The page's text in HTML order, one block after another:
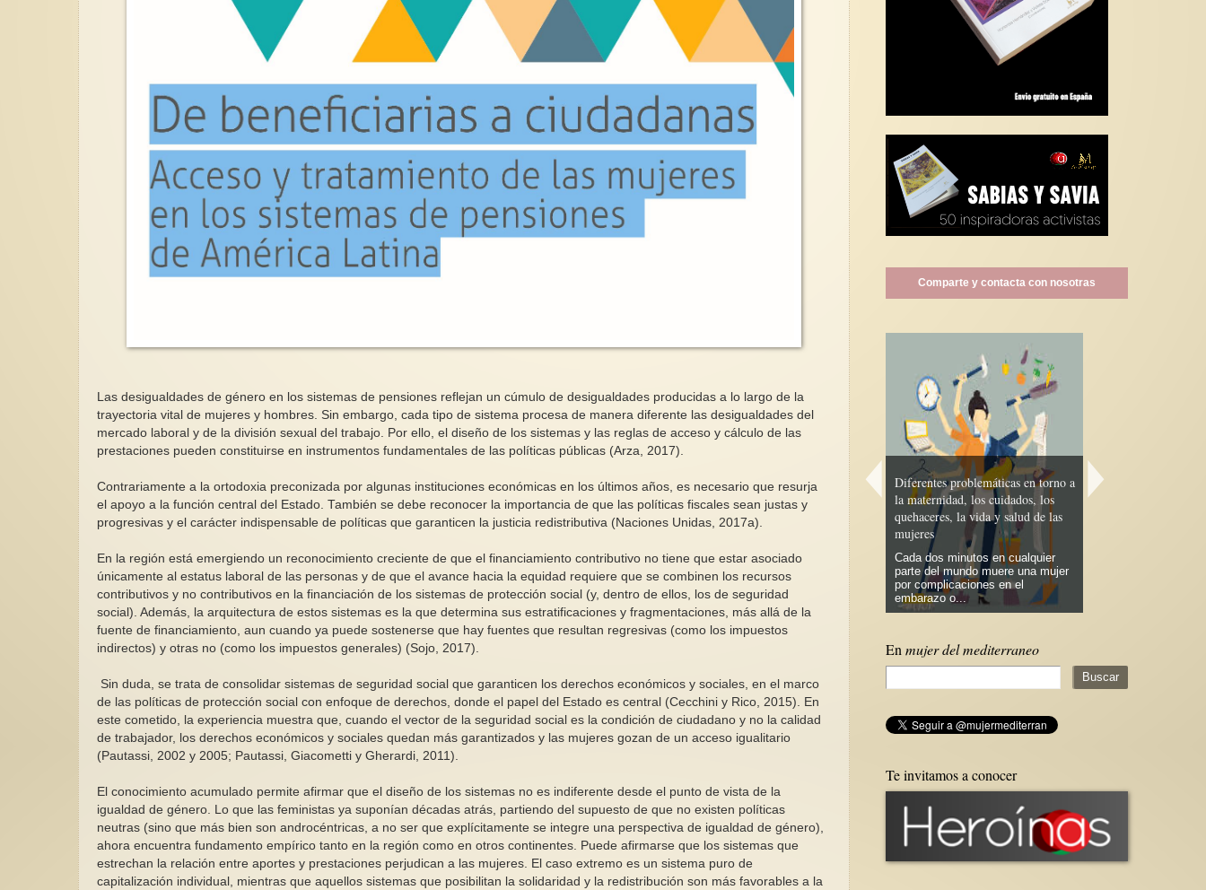
Las desigualdades de género en los sistemas de pensiones reflejan un cúmulo de desigualdades producidas a lo largo de la
trayectoria vital de mujeres y hombres. Sin embargo, cada tipo de sistema procesa de manera diferente las desigualdades del
mercado laboral y de la división sexual del trabajo. Por ello, el diseño de los sistemas y las reglas de acceso y cálculo de las
prestaciones pueden constituirse en instrumentos fundamentales de las políticas públicas (Arza, 2017).
Contrariamente a la ortodoxia preconizada por algunas instituciones económicas en los últimos años, es necesario que resurja
el apoyo a la función central del Estado. También se debe reconocer la importancia de que las políticas fiscales sean justas y
progresivas y el carácter indispensable de políticas que garanticen la justicia redistributiva (Naciones Unidas, 2017a).
En la región está emergiendo un reconocimiento creciente de que el financiamiento contributivo no tiene que estar asociado
únicamente al estatus laboral de las personas y de que el avance hacia la equidad requiere que se combinen los recursos
contributivos y no contributivos en la financiación de los sistemas de protección social (y, dentro de ellos, los de seguridad
social). Además, la arquitectura de estos sistemas es la que determina sus estratificaciones y fragmentaciones, más allá de la
fuente de financiamiento, aun cuando ya puede sostenerse que hay fuentes que resultan regresivas (como los impuestos
indirectos) y otras no (como los impuestos generales) (Sojo, 2017).
Sin duda, se trata de consolidar sistemas de seguridad social que garanticen los derechos económicos y sociales, en el marco
de las políticas de protección social con enfoque de derechos, donde el papel del Estado es central (Cecchini y Rico, 2015). En
este cometido, la experiencia muestra que, cuando el vector de la seguridad social es la condición de ciudadano y no la calidad
de trabajador, los derechos económicos y sociales quedan más garantizados y las mujeres gozan de un acceso igualitario
(Pautassi, 2002 y 2005; Pautassi, Giacometti y Gherardi, 2011).
El conocimiento acumulado permite afirmar que el diseño de los sistemas no es indiferente desde el punto de vista de la
igualdad de género. Lo que las feministas ya suponían décadas atrás, partiendo del supuesto de que no existen políticas
neutras (sino que más bien son androcéntricas, a no ser que explícitamente se integre una perspectiva de igualdad de género),
ahora encuentra fundamento empírico tanto en la región como en otros continentes. Puede afirmarse que los sistemas que
estrechan la relación entre aportes y prestaciones perjudican a las mujeres. El caso extremo es un sistema puro de
capitalización individual, mientras que aquellos sistemas que posibilitan la solidaridad y la redistribución son más favorables a la
Comparte y contacta con nosotras
Reconocimiento a todas las mujeres
participantes en el campamento de
Bruselas en apoyo de la causa
Nos sumamos al Ateneo
Republicano de Zaragoza para
expresar nuestro profundo
agradecimiento a...
Por la Paz ¡¡
Diferentes problemáticas en torno a
la maternidad, los cuidados, los
quehaceres, la vida y salud de las
mujeres
Cada dos minutos en cualquier
parte del mundo muere una mujer
por complicaciones en el
embarazo o...
En mujer del mediterraneo
Te invitamos a conocer